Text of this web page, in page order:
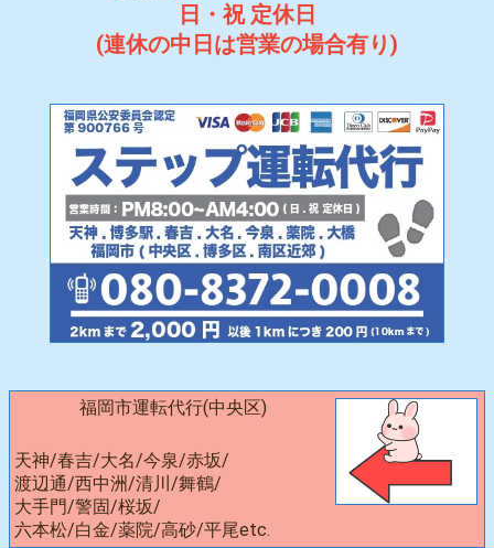
日・祝 定休日
(連休の中日は営業の場合有り)
福岡市運転代行(中央区)
天神/春吉/大名/今泉/赤坂/
渡辺通/西中洲/清川/舞鶴/
大手門/警固/桜坂/
六本松/白金/薬院/高砂/平尾etc.